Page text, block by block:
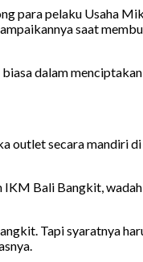
para pelaku Usaha
saat
dalam
secara mandiri
Bali Bangkit,
Tapi syaratnya